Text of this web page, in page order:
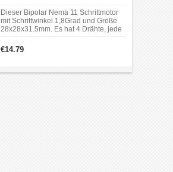
Miniatur Schrittmotor
Dieser Bipolar Nema 11 Schrittmotor
mit Schrittwinkel 1,8Grad und Größe
28x28x31.5mm. Es hat 4 Drähte, jede
Haltemoment 7Ncm (9.91oz.in). Ein
Hinten-Schaft ist verfügbar.
€14.79